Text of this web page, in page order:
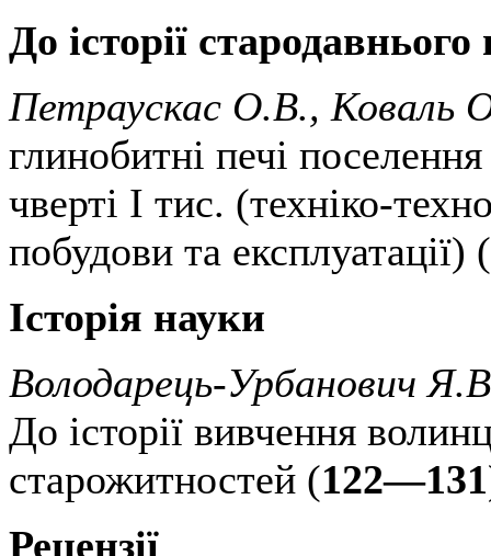
До історії
Петраускас О.В., Коваль
глинобитні печі
чверті І тис. (техніко-
побудови та експлуатації) (
Історія науки
Володарець-Урбанович
До історії вивчення
старожитностей (122—131
Рецензії